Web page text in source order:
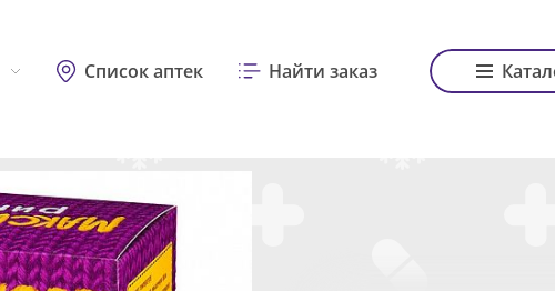
Список аптек Найти заказ